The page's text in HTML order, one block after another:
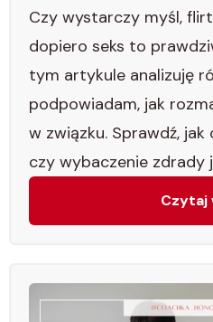
Czy wystarczy myśl,
dopiero seks to
tym artykule analizuję
podpowiadam, jak
w związku. Sprawdź,
czy wybaczenie zdrady
Czytaj